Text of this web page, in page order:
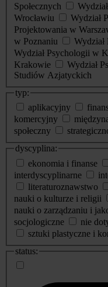
Społecznych
Wrocławiu
Wydział
Projektowania w
w Poznaniu
Wydział Psychologii w
Krakowie
Wydział
Studiów Azjatyckich
typ:
aplikacyjny
komercyjny
społeczny
dyscyplina:
ekonomia i finanse
interdyscyplinarne
literaturoznawstwo
nauki o kulturze i religii
nauki o zarządzaniu i
socjologiczne
nie
sztuki plastyczne i
status: